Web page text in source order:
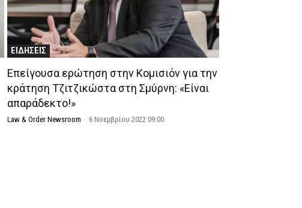
ΕΙΔΗΣΕΙΣ
Επείγουσα ερώτηση στην Κομισιόν για την
κράτηση Τζιτζικώστα στη Σμύρνη: «Είναι
απαράδεκτο!»
Law & Order Newsroom - 6 Νοεμβρίου 2022 09:00